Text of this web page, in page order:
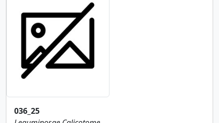
036_25